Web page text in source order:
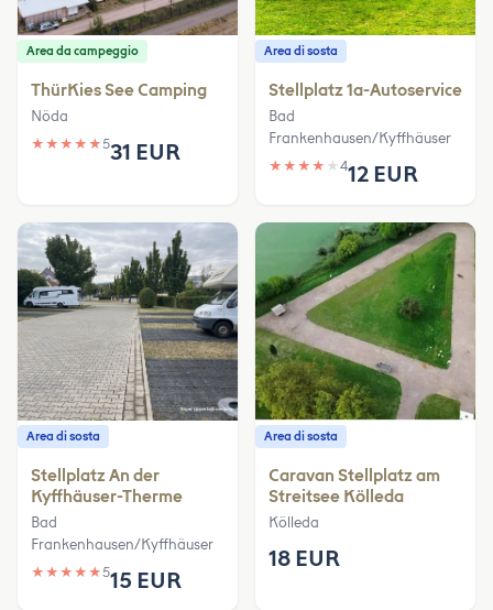
Area da campeggio
ThürKies See Camping
Nöda
★ ★ ★ ★ ★531 EUR
Area di sosta
Stellplatz 1a-Autoservice
Bad
Frankenhausen/Kyffhäuser
★ ★ ★ ★ ★ 412 EUR
Area di sosta
Stellplatz An der
Kyffhäuser-Therme
Bad
Frankenhausen/Kyffhäuser
★ ★ ★ ★ ★515 EUR
Area di sosta
Caravan Stellplatz am
Streitsee Kölleda
Kölleda
18 EUR